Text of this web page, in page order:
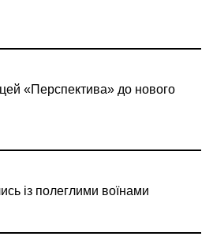
«Перспектива» до нового
із полеглими воїнами